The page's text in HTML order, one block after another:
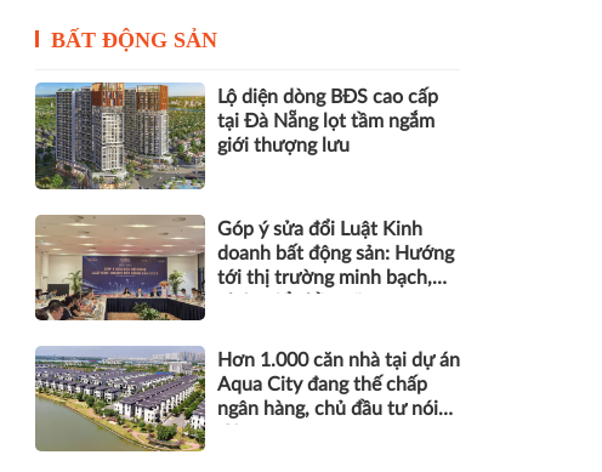
BẤT ĐỘNG SẢN
Lộ diện dòng BĐS cao cấp
tại Đà Nẵng lọt tầm ngắm
giới thượng lưu
Góp ý sửa đổi Luật Kinh
doanh bất động sản: Hướng
tới thị trường minh bạch,
Hơn 1.000 căn nhà tại dự án
Aqua City đang thế chấp
ngân hàng, chủ đầu tư nói